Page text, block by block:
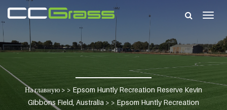
На главную > > Epsom Huntly Recreation Reserve Kevin
Gibbons Field, Australia > >Epsom Huntly Recreation